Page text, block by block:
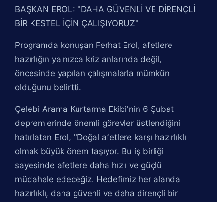
BAŞKAN EROL: "DAHA GÜVENLİ VE DİRENÇLİ
BİR KESTEL İÇİN ÇALIŞIYORUZ"
Programda konuşan Ferhat Erol, afetlere
hazırlığın yalnızca kriz anlarında değil,
öncesinde yapılan çalışmalarla mümkün
olduğunu belirtti.
Çelebi Arama Kurtarma Ekibi'nin 6 Şubat
depremlerinde önemli görevler üstlendiğini
hatırlatan Erol, "Doğal afetlere karşı hazırlıklı
olmak büyük önem taşıyor. Bu iş birliği
sayesinde afetlere daha hızlı ve güçlü
müdahale edeceğiz. Hedefimiz her alanda
hazırlıklı, daha güvenli ve daha dirençli bir